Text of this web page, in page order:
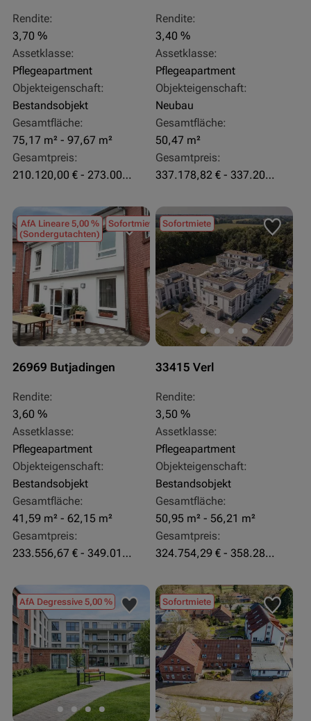
Rendite:
3,70 %
Assetklasse:
Pflegeapartment
Objekteigenschaft:
Bestandsobjekt
Gesamtfläche:
75,17 m² - 97,67 m²
Gesamtpreis:
210.120,00 € - 273.003,24 €
Rendite:
3,40 %
Assetklasse:
Pflegeapartment
Objekteigenschaft:
Neubau
Gesamtfläche:
50,47 m²
Gesamtpreis:
337.178,82 € - 337.207,06 €
AfA Lineare 5,00 %
(Sondergutachten)
Sofortmiete
26969 Butjadingen
Rendite:
3,60 %
Assetklasse:
Pflegeapartment
Objekteigenschaft:
Bestandsobjekt
Gesamtfläche:
41,59 m² - 62,15 m²
Gesamtpreis:
233.556,67 € - 349.016,67 €
Sofortmiete
33415 Verl
Rendite:
3,50 %
Assetklasse:
Pflegeapartment
Objekteigenschaft:
Bestandsobjekt
Gesamtfläche:
50,95 m² - 56,21 m²
Gesamtpreis:
324.754,29 € - 358.289,14 €
AfA Degressive 5,00 % Sofortmiete